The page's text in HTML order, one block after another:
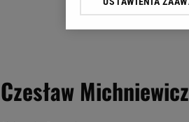
Czesław
Klikając „Akceptuję”
Zaufanych Partnerów i
My, nasi Zaufani